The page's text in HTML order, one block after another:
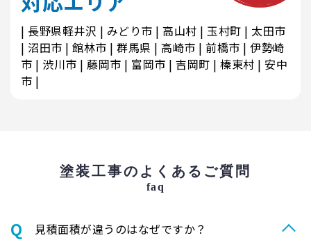
長野県軽井沢 みどり市 高山村 玉村町
太田市
沼田市
館林市 群馬県 高崎市 前橋市
伊勢崎
市
渋川市 藤岡市 富岡市 吉岡町 榛東村
安中
市
塗装工事のよくあるご質問
faq
⾒積⾯積が違うのはなぜですか？